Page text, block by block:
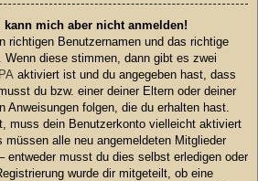
mich aber nicht anmelden!
richtigen Benutzernamen und das richtige
Wenn diese stimmen, dann gibt es zwei
aktiviert ist und du angegeben hast, dass
du bzw. einer deiner Eltern oder deiner
Anweisungen folgen, die du erhalten hast.
muss dein Benutzerkonto vielleicht aktiviert
müssen alle neu angemeldeten Mitglieder
entweder musst du dies selbst erledigen oder
wurde dir mitgeteilt, ob eine